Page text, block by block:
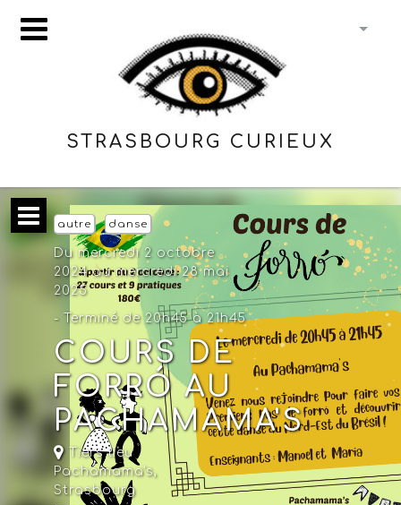
STRASBOURG CURIEUX
autre danse
Du mercredi 2 octobre
2024 au mercredi 28 mai
2025
- Terminé de 20h45 à 21h45
COURS DE
FORRÓ AU
PACHAMAMA'S
Tiers lieu
Pachamama's,
Strasbourg